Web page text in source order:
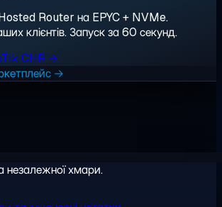
Router на EPYC + NVMe.
клієнтів. Запуск за 60 секунд.
CHR →
→
незалежної хмари.